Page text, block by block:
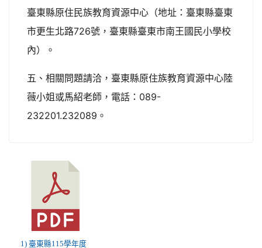
臺東縣原住民族教育資源中心（地址：臺東縣臺東
市更生北路726號，臺東縣臺東市南王國民小學校
內）。
五、相關問題請洽，臺東縣原住族教育資源中心陸
薇小姐或馬紹老師，電話：089-
232201.232089。
1) 臺東縣115學年度